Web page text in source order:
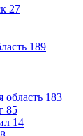
27
189
область 183
85
14